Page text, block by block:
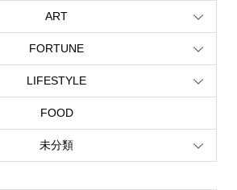
ART
FORTUNE
LIFESTYLE
FOOD
未分類